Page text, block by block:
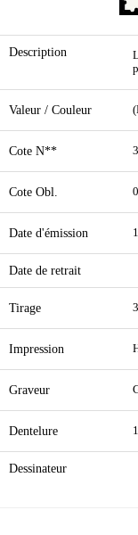
Description
Valeur / Couleur
Cote N**
Cote Obl.
Date d'émission
Date de retrait
Tirage
Impression
Graveur
Dentelure
Dessinateur